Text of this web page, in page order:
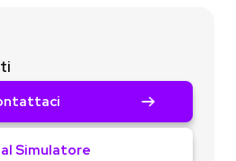
Simulatore